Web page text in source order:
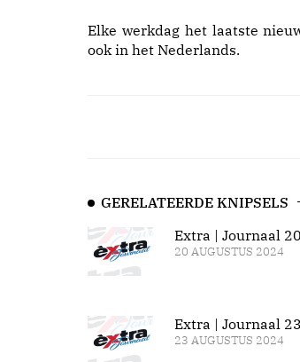
Elke werkdag het laatste
ook in het Nederlands.
GERELATEERDE KNIPSELS
Extra | Journaal
20 AUGUSTUS 2024
Extra | Journaal
23 AUGUSTUS 2024